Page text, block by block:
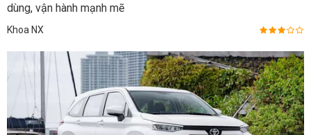
dùng, vận hành mạnh mẽ
Khoa NX